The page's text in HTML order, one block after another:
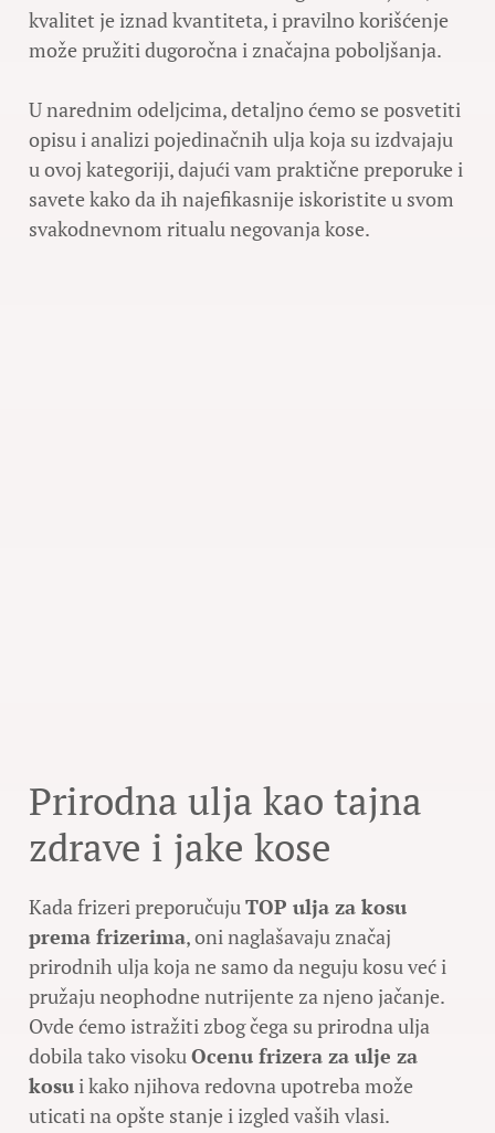
kvalitet je iznad kvantiteta, i pravilno korišćenje
može pružiti dugoročna i značajna poboljšanja.
U narednim odeljcima, detaljno ćemo se posvetiti
opisu i analizi pojedinačnih ulja koja su izdvajaju
u ovoj kategoriji, dajući vam praktične preporuke i
savete kako da ih najefikasnije iskoristite u svom
svakodnevnom ritualu negovanja kose.
Prirodna ulja kao tajna
zdrave i jake kose
Kada frizeri preporučujuTOP ulja za kosu
prema frizerima, oni naglašavaju značaj
prirodnih ulja koja ne samo da neguju kosu već i
pružaju neophodne nutrijente za njeno jačanje.
Ovde ćemo istražiti zbog čega su prirodna ulja
dobila tako visokuOcenu frizera za ulje za
kosui kako njihova redovna upotreba može
uticati na opšte stanje i izgled vaših vlasi.